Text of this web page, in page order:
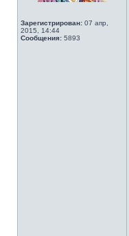
Зарегистрирован: 07 апр,
2015, 14:44
Сообщения: 5893